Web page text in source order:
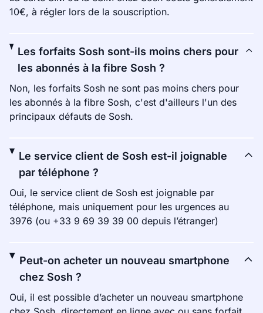
10€, à régler lors de la souscription.
Les forfaits Sosh sont-ils moins chers pour
les abonnés à la fibre Sosh ?
Non, les forfaits Sosh ne sont pas moins chers pour
les abonnés à la fibre Sosh, c'est d'ailleurs l'un des
principaux défauts de Sosh.
Le service client de Sosh est-il joignable
par téléphone ?
Oui, le service client de Sosh est joignable par
téléphone, mais uniquement pour les urgences au
3976 (ou +33 9 69 39 39 00 depuis l’étranger)
Peut-on acheter un nouveau smartphone
chez Sosh ?
Oui, il est possible d’acheter un nouveau smartphone